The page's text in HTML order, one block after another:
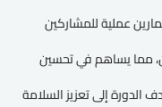
عملية للمشاركين
مما يساهم في تحسين
الدورة إلى تعزيز السلامة